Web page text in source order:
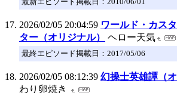
2026/02/05 20:04:59 ワールド・カス
ター（オリジナル）
ヘロー天気
最終エピソード掲載日：2017/05/06
2026/02/05 08:12:39 幻操士英雄譚（オ
わり卵焼き